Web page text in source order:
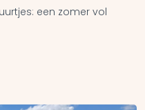
een zomer vol